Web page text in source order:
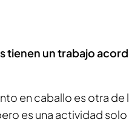
tienen un trabajo
en caballo es otra de
es una actividad